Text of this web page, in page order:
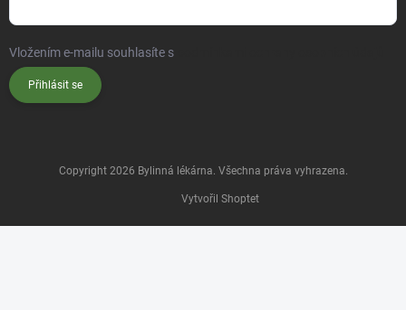
Vložením e-mailu souhlasíte s
Přihlásit se
Vytvořil Shoptet
Copyright 2026 Bylinná lékárna. Všechna práva vyhrazena.